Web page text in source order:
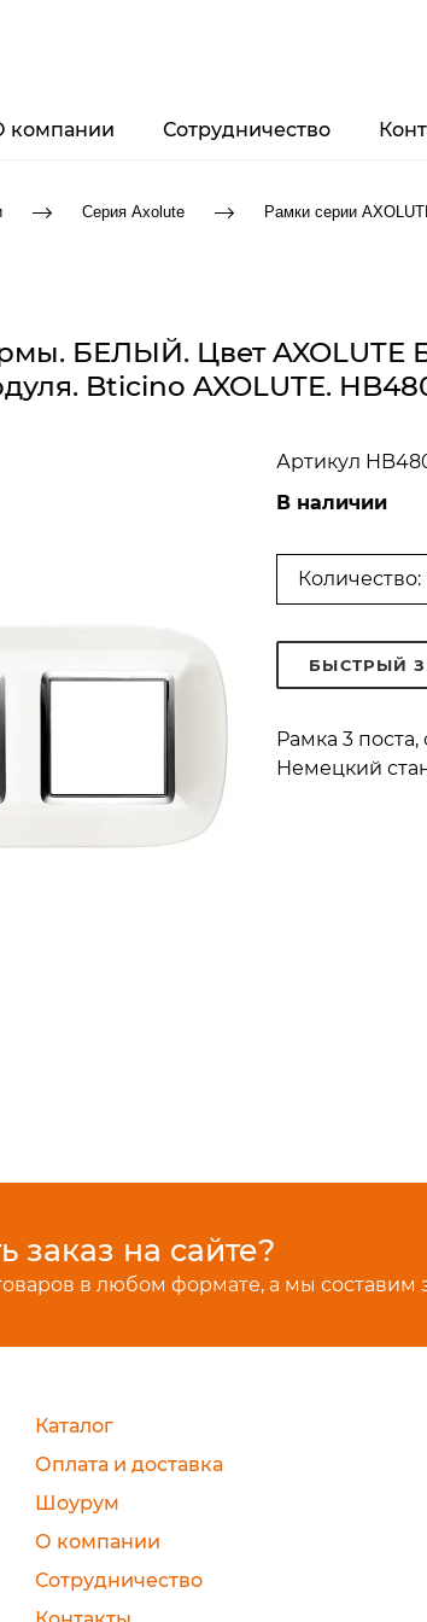
компании Сотрудничество
Серия Axolute Рамки серии
БЕЛЫЙ. Цвет AXOLUTE
Bticino AXOLUTE.
Артикул
В наличии
Количество:
БЫСТРЫЙ
Рамка 3
Немецкий
на сайте?
в любом формате, а мы составим
Каталог
Оплата и доставка
Шоурум
О компании
Сотрудничество